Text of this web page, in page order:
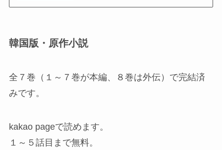
韓国版・原作小説
全７巻（１～７巻が本編、８巻は外伝）で完結済
みです。
kakao pageで読めます。
１～５話目まで無料。